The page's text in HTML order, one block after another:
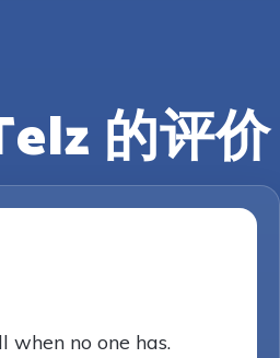
的评价
when no one has.